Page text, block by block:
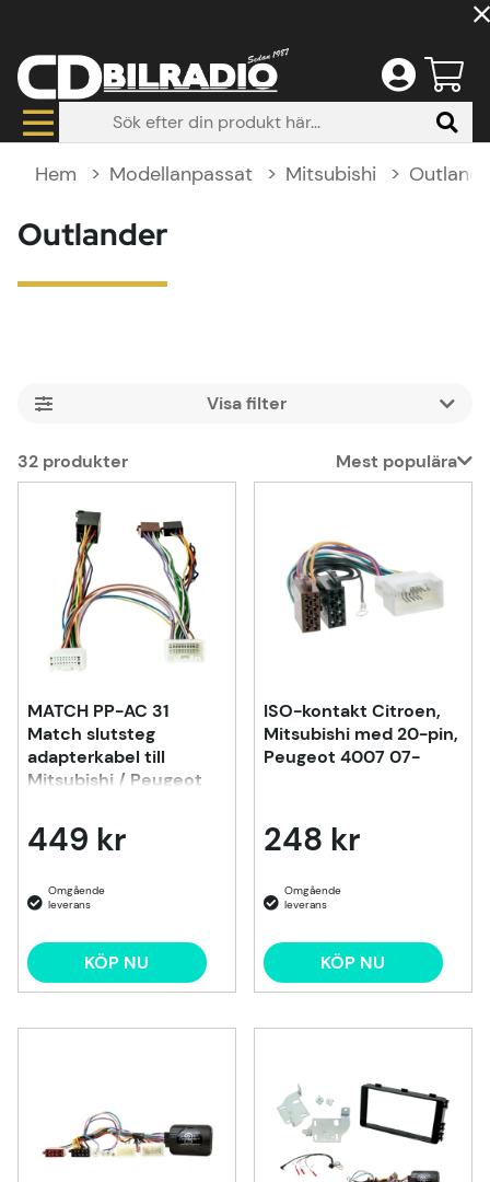
Hem Modellanpassat Mitsubishi
Outlander
Filtrera
32 produkter
Mest populära
MATCH PP-AC 31
Match slutsteg
adapterkabel till
Mitsubishi / Peugeot
449 kr
KÖP NU
ISO-kontakt Citroen,
Mitsubishi med 20-pin,
Peugeot 4007 07-
248 kr
KÖP NU